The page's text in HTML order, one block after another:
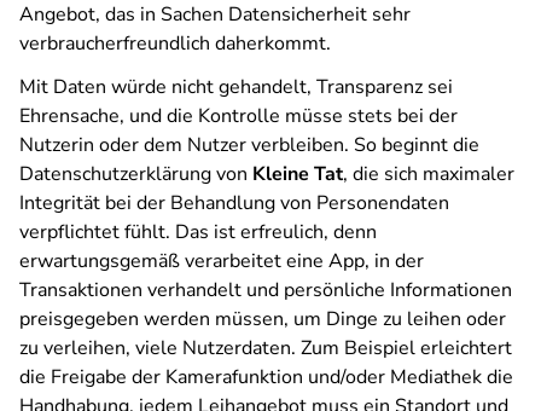
Angebot, das in Sachen Datensicherheit sehr
verbraucherfreundlich daherkommt.
Mit Daten würde nicht gehandelt, Transparenz sei
Ehrensache, und die Kontrolle müsse stets bei der
Nutzerin oder dem Nutzer verbleiben. So beginnt die
Datenschutzerklärung von Kleine Tat, die sich maximaler
Integrität bei der Behandlung von Personendaten
verpflichtet fühlt. Das ist erfreulich, denn
erwartungsgemäß verarbeitet eine App, in der
Transaktionen verhandelt und persönliche Informationen
preisgegeben werden müssen, um Dinge zu leihen oder
zu verleihen, viele Nutzerdaten. Zum Beispiel erleichtert
die Freigabe der Kamerafunktion und/oder Mediathek die